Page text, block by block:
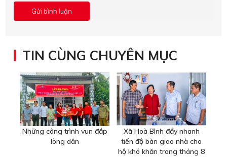
TIN CÙNG CHUYÊN MỤC
Những công trình vun đắp
lòng dân
Xã Hoà Bình đẩy nhanh
tiến độ bàn giao nhà cho
hộ khó khăn trong tháng 8